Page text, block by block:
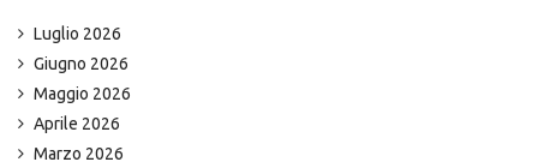
Luglio 2026
Giugno 2026
Maggio 2026
Aprile 2026
Marzo 2026